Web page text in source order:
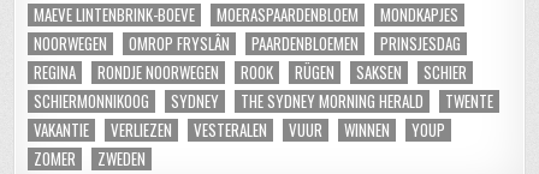
MAEVE LINTENBRINK-BOEVE
MOERASPAARDENBLOEM
MONDKAPJES
NOORWEGEN
OMROP FRYSLÂN PAARDENBLOEMEN
PRINSJESDAG
REGINA
RONDJE NOORWEGEN ROOK RÜGEN SAKSEN
SCHIER
SCHIERMONNIKOOG
SYDNEY THE SYDNEY MORNING HERALD
TWENTE
VAKANTIE
VERLIEZEN VESTERALEN VUUR WINNEN
YOUP
ZOMER
ZWEDEN